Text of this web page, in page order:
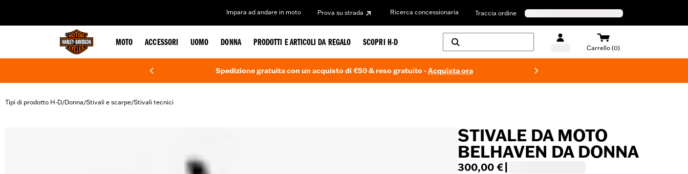
Impara ad andare in moto Prova su strada Ricerca concessionaria Traccia ordine
MOTO ACCESSORI UOMO DONNA PRODOTTI E ARTICOLI DA REGALO SCOPRI H-D
Carrello (0)
Spedizione gratuita con un acquisto di €50 & reso gratuito -Acquista ora
Tipi di prodotto H-D/Donna/Stivali e scarpe/Stivali tecnici
STIVALE DA MOTO
BELHAVEN DA DONNA
300,00 €